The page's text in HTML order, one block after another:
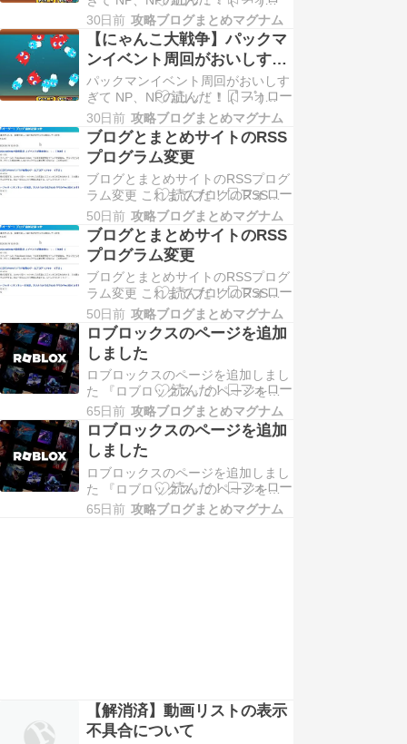
に惹かれまして、ついつ…
YouTube配信者さんも紹介してたん
ですでに広く知られていると思いま
すが、このパックマンイベント、統
率力が30しか必要としない1stステ
ージを周回するのが一番効率がいい
設定になっています。 ガチャチケ
ットド…
30日前 攻略ブログまとめマグナム
【にゃんこ大戦争】パックマ
ンイベント周回がおいしすぎ
て
パックマンイベント周回がおいしす
ぎて NP、NPの山ッ！！ (ﾟ￢ﾟ)
YouTube配信者さんも紹介してたん
ですでに広く知られていると思いま
すが、このパックマンイベント、統
率力が30しか必要としない1stステ
ージを周回するのが一番効率がいい
設定になっています。 ガチャチケ
ットド…
30日前 攻略ブログまとめマグナム
ブログとまとめサイトのRSS
プログラム変更
ブログとまとめサイトのRSSプログ
ラム変更 これまでブログのRSS取
得と、まとめサイトのRSS取得には
『忍者画像RSS』という外部ツール
を利用していましたが、これを廃止
して自前のプラグラムに差し替えま
した。 今日とりあえず全ゲームペ
ージぶん差し替えが終わりました。
つ、つかれた。…
50日前 攻略ブログまとめマグナム
ブログとまとめサイトのRSS
プログラム変更
ブログとまとめサイトのRSSプログ
ラム変更 これまでブログのRSS取
得と、まとめサイトのRSS取得には
『忍者画像RSS』という外部ツール
を利用していましたが、これを廃止
して自前のプラグラムに差し替えま
した。 今日とりあえず全ゲームペ
ージぶん差し替えが終わりました。
つ、つかれた。…
50日前 攻略ブログまとめマグナム
ロブロックスのページを追加
しました
ロブロックスのページを追加しまし
た 『ロブロックス』のページを新
しく増設しました。 説明不要の有
名ソーシャルゲームです。 一時は
マイクラと人気を二分するゲームっ
てイメージでしたが、 ここ最近は
とんでもない勢いで流行り出して、
現在ではアクティブユーザー100万
人以上という規模に成…
65日前 攻略ブログまとめマグナム
ロブロックスのページを追加
しました
ロブロックスのページを追加しまし
た 『ロブロックス』のページを新
しく増設しました。 説明不要の有
65日前 攻略ブログまとめマグナム
【解消済】動画リストの表示
不具合について